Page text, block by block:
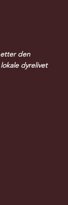
den
dyrelivet